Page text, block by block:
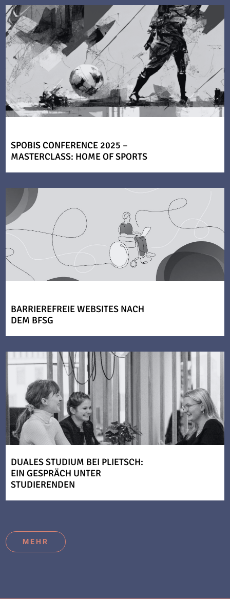
SPOBIS CONFERENCE 2025 –
MASTERCLASS: HOME OF SPORTS
BARRIEREFREIE WEBSITES NACH
DEM BFSG
DUALES STUDIUM BEI PLIETSCH:
EIN GESPRÄCH UNTER
STUDIERENDEN
MEHR